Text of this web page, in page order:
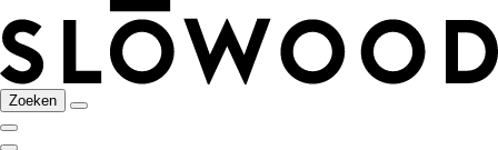
Zoeken